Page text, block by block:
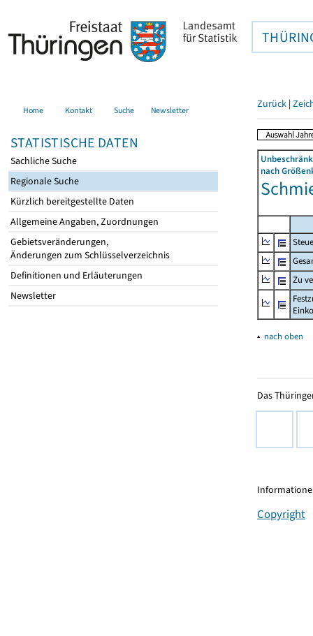
Home Kontakt Suche Newsletter
STATISTISCHE DATEN
Sachliche Suche
Regionale Suche
Kürzlich bereitgestellte Daten
Allgemeine Angaben, Zuordnungen
Gebietsveränderungen,
Änderungen zum Schlüsselverzeichnis
Definitionen und Erläuterungen
Newsletter
Zurück |
nach
Zu
▴ nach oben
Das
Copyright